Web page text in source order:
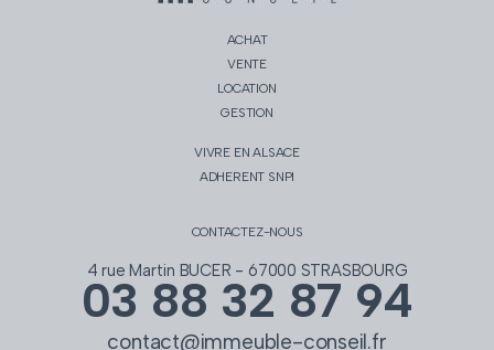
ACHAT
VENTE
LOCATION
GESTION
VIVRE EN ALSACE
ADHERENT SNPI
CONTACTEZ-NOUS
4 rue Martin BUCER - 67000 STRASBOURG
03 88 32 87 94
contact@immeuble-conseil.fr